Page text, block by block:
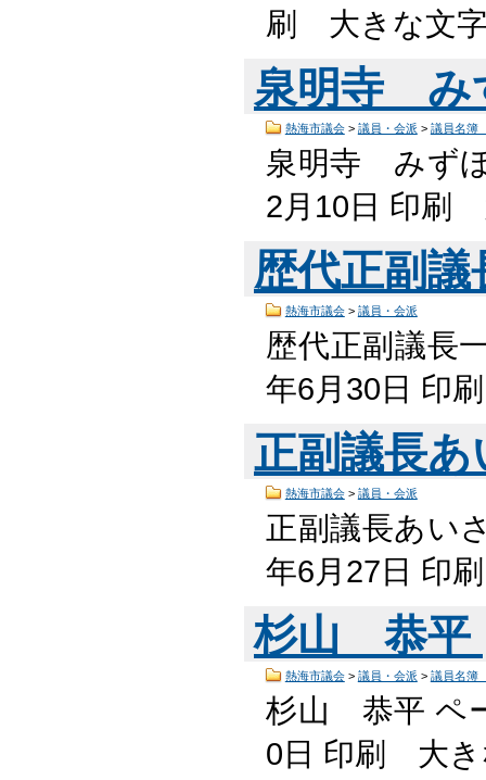
刷 大きな文
泉明寺 み
熱海市議会> 議員・会派 > 議員名簿
泉明寺 みず
2月10日 印刷
歴代正副
熱海市議会> 議員・会派
歴代正副議長
年6月30日 印
正副議長
熱海市議会> 議員・会派
正副議長あい
年6月27日 印
杉山 恭平
熱海市議会> 議員・会派 > 議員名簿
杉山 恭平 ペ
0日 印刷 大き